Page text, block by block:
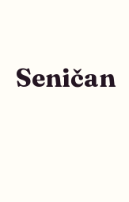
Seničan